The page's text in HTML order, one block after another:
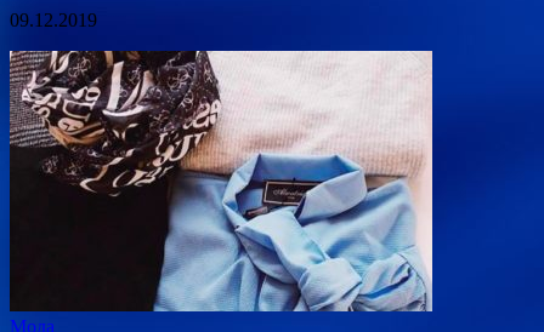
09.12.2019
Мода